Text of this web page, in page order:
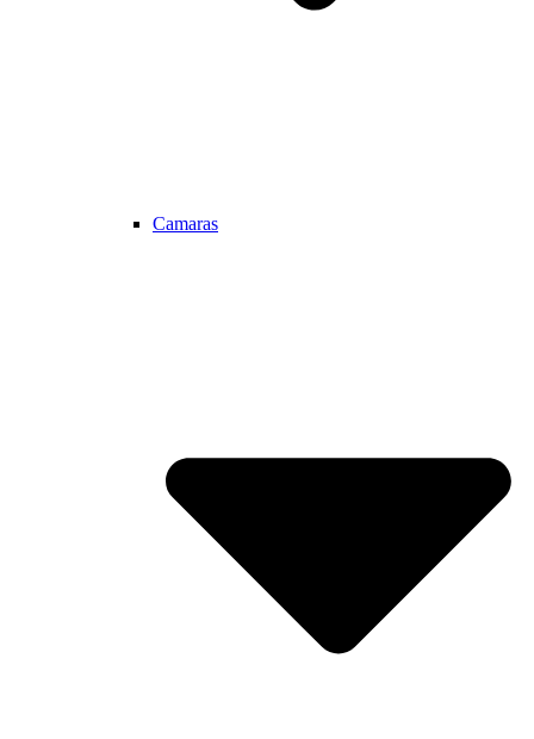
Camaras